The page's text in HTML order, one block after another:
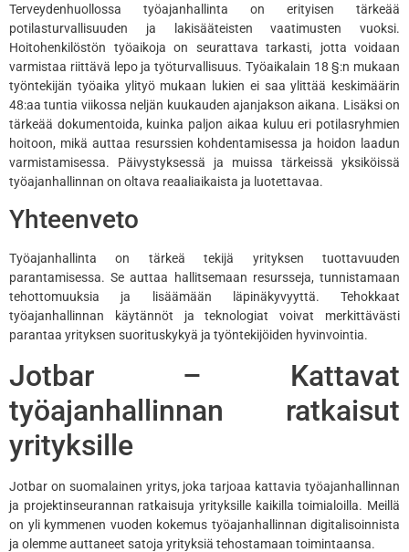
Terveydenhuollossa työajanhallinta on erityisen tärkeää
potilasturvallisuuden ja lakisääteisten vaatimusten vuoksi.
Hoitohenkilöstön työaikoja on seurattava tarkasti, jotta voidaan
varmistaa riittävä lepo ja työturvallisuus. Työaikalain 18 §:n mukaan
työntekijän työaika ylityö mukaan lukien ei saa ylittää keskimäärin
48:aa tuntia viikossa neljän kuukauden ajanjakson aikana. Lisäksi on
tärkeää dokumentoida, kuinka paljon aikaa kuluu eri potilasryhmien
hoitoon, mikä auttaa resurssien kohdentamisessa ja hoidon laadun
varmistamisessa. Päivystyksessä ja muissa tärkeissä yksiköissä
työajanhallinnan on oltava reaaliaikaista ja luotettavaa.
Yhteenveto
Työajanhallinta on tärkeä tekijä yrityksen tuottavuuden
parantamisessa. Se auttaa hallitsemaan resursseja, tunnistamaan
tehottomuuksia ja lisäämään läpinäkyvyyttä. Tehokkaat
työajanhallinnan käytännöt ja teknologiat voivat merkittävästi
parantaa yrityksen suorituskykyä ja työntekijöiden hyvinvointia.
Jotbar – Kattavat
työajanhallinnan ratkaisut
yrityksille
Jotbar on suomalainen yritys, joka tarjoaa kattavia työajanhallinnan
ja projektinseurannan ratkaisuja yrityksille kaikilla toimialoilla. Meillä
on yli kymmenen vuoden kokemus työajanhallinnan digitalisoinnista
ja olemme auttaneet satoja yrityksiä tehostamaan toimintaansa.